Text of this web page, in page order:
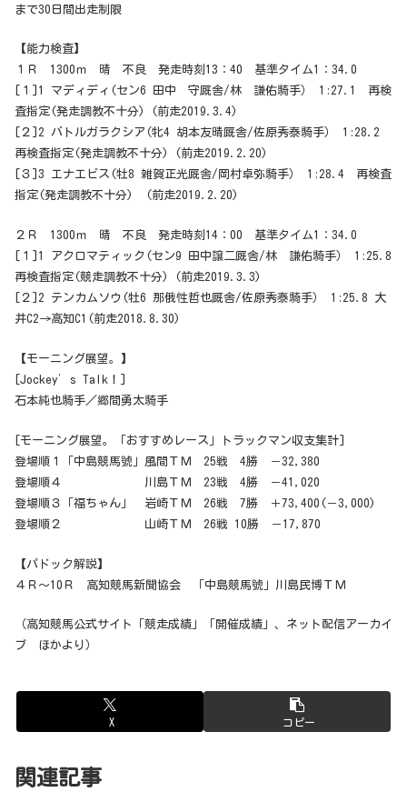
まで30日間出走制限
【能力検査】
１Ｒ 1300ｍ 晴 不良 発走時刻13：40 基準タイム1：34.0
[１]1 マディディ(セン6 田中 守厩舎/林 謙佑騎手） 1:27.1 再検
査指定(発走調教不十分) (前走2019.3.4)
[２]2 バトルガラクシア(牝4 胡本友晴厩舎/佐原秀泰騎手） 1:28.2
再検査指定(発走調教不十分) (前走2019.2.20)
[３]3 エナエビス(牡8 雑賀正光厩舎/岡村卓弥騎手） 1:28.4 再検査
指定(発走調教不十分) (前走2019.2.20)
２Ｒ 1300ｍ 晴 不良 発走時刻14：00 基準タイム1：34.0
[１]1 アクロマティック(セン9 田中譲二厩舎/林 謙佑騎手） 1:25.8
再検査指定(競走調教不十分) (前走2019.3.3)
[２]2 テンカムソウ(牡6 那俄性哲也厩舎/佐原秀泰騎手） 1:25.8 大
井C2→高知C1(前走2018.8.30)
【モーニング展望。】
[Jockey’s Talk！]
石本純也騎手／郷間勇太騎手
[モーニング展望。「おすすめレース」トラックマン収支集計]
登場順１「中島競馬號」風間ＴＭ 25戦 4勝 －32,380
登場順４ 川島ＴＭ 23戦 4勝 －41,020
登場順３「福ちゃん」 岩崎ＴＭ 26戦 7勝 ＋73,400(－3,000)
登場順２ 山崎ＴＭ 26戦 10勝 －17,870
【パドック解説】
４Ｒ～10Ｒ 高知競馬新聞協会 「中島競馬號」川島民博ＴＭ
（高知競馬公式サイト「競走成績」「開催成績」、ネット配信アーカイ
ブ ほかより）
X コピー
関連記事